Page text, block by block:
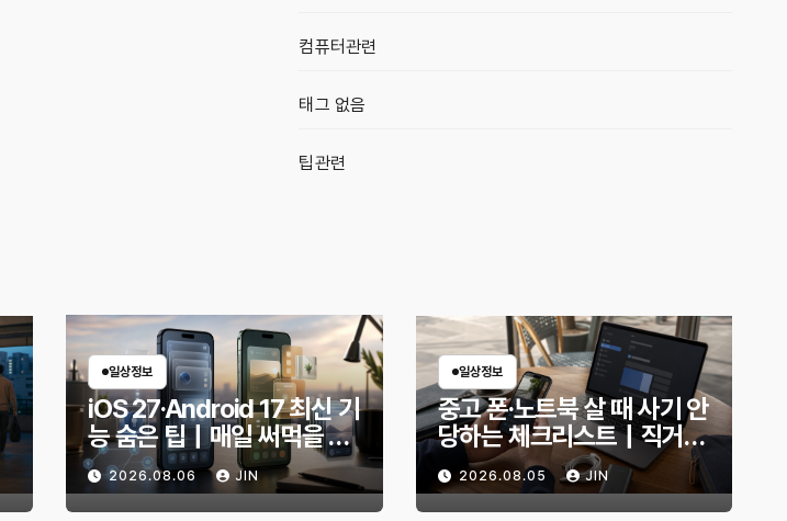
컴퓨터관련
태그 없음
팁관련
일상정보
iOS 27·Android 17 최신 기
능 숨은 팁｜매일 써먹을 만
한 기능만 골랐다
2026.08.06 JIN
일상정보
중고 폰·노트북 살 때 사기 안
당하는 체크리스트｜직거래
전 무엇을 확인해야 할까?
2026.08.05 JIN